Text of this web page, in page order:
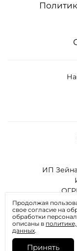
ИП
Продолжая
свое согласие на
обработки
описаны в
данных.
Принять